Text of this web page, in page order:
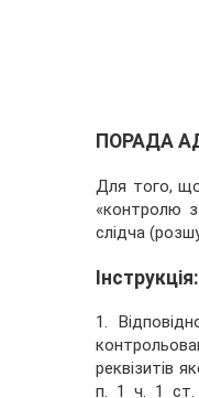
ПОРАДА
Для того,
«контролю
слідча
Інструкція:
1.
реквізитів
п. 1 ч. 1 ст.